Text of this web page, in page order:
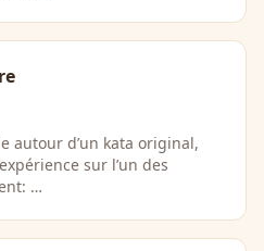
autour d’un kata original,
sur l’un des
…